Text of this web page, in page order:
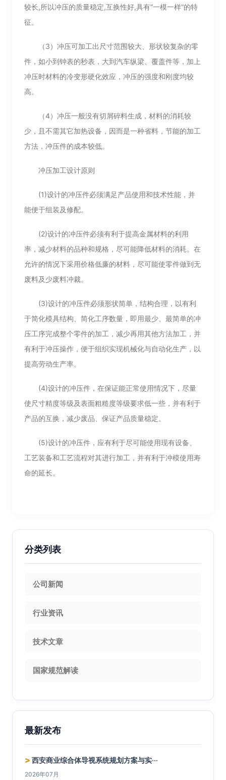
较长,所以冲压的质量稳定,互换性好,具有“一模一样”的特
征。
（3）冲压可加工出尺寸范围较大、形状较复杂的零
件，如小到钟表的秒表，大到汽车纵梁、覆盖件等，加上
冲压时材料的冷变形硬化效应，冲压的强度和刚度均较
高。
（4）冲压一般没有切屑碎料生成，材料的消耗较
少，且不需其它加热设备，因而是一种省料，节能的加工
方法，冲压件的成本较低。
冲压加工设计原则
(1)设计的冲压件必须满足产品使用和技术性能，并
能便于组装及修配。
(2)设计的冲压件必须有利于提高金属材料的利用
率，减少材料的品种和规格，尽可能降低材料的消耗。在
允许的情况下采用价格低廉的材料，尽可能使零件做到无
废料及少废料冲裁。
(3)设计的冲压件必须形状简单，结构合理，以有利
于简化模具结构、简化工序数量，即用最少、最简单的冲
压工序完成整个零件的加工，减少再用其他方法加工，并
有利于冲压操作，便于组织实现机械化与自动化生产，以
提高劳动生产率。
(4)设计的冲压件，在保证能正常使用情况下，尽量
使尺寸精度等级及表面粗糙度等级要求低一些，并有利于
产品的互换，减少废品、保证产品质量稳定。
(5)设计的冲压件，应有利于尽可能使用现有设备、
工艺装备和工艺流程对其进行加工，并有利于冲模使用寿
命的延长。
分类列表
公司新闻
行业资讯
技术文章
国家规范解读
最新发布
> 西安商业综合体导视系统规划方案与实···
2026年07月